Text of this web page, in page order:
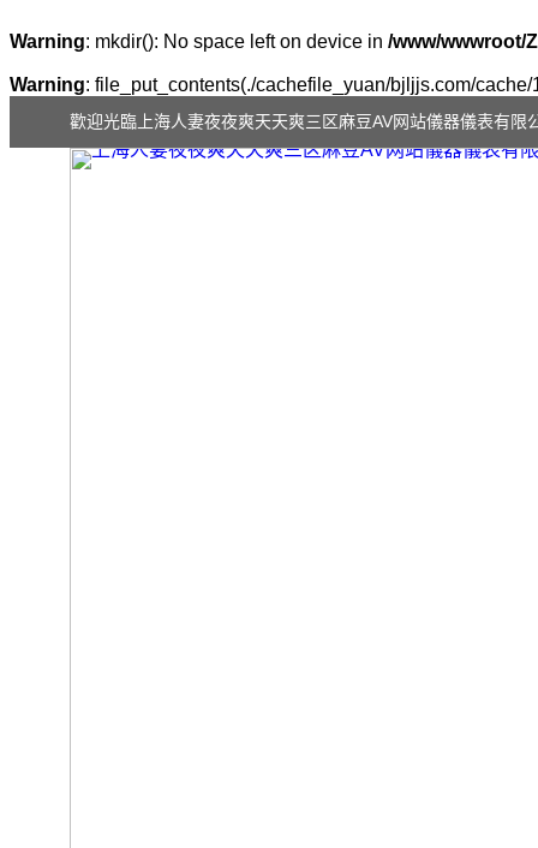
Warning: mkdir(): No space left on device in /www/wwwroot/
Warning: file_put_contents(./cachefile_yuan/bjljjs.com/
歡迎光臨上海人妻夜夜爽天天爽三区麻豆AV网站儀器儀表有限